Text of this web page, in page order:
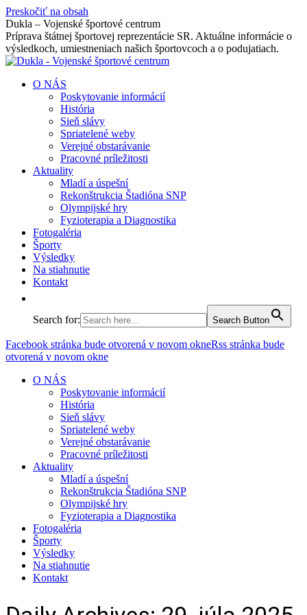
Preskočiť na obsah
Dukla – Vojenské športové centrum
Príprava štátnej športovej reprezentácie SR. Aktuálne informácie o
výsledkoch, umiestneniach našich športovcoch a o podujatiach.
O NÁS
Poskytovanie informácií
História
Sieň slávy
Spriatelené weby
Verejné obstarávanie
Pracovné príležitosti
Aktuality
Mladí a úspešní
Rekonštrukcia Štadióna SNP
Olympijské hry
Fyzioterapia a Diagnostika
Fotogaléria
Športy
Výsledky
Na stiahnutie
Kontakt
Search for: Search Button
Facebook stránka bude otvorená v novom okneRss stránka bude
otvorená v novom okne
O NÁS
Poskytovanie informácií
História
Sieň slávy
Spriatelené weby
Verejné obstarávanie
Pracovné príležitosti
Aktuality
Mladí a úspešní
Rekonštrukcia Štadióna SNP
Olympijské hry
Fyzioterapia a Diagnostika
Fotogaléria
Športy
Výsledky
Na stiahnutie
Kontakt